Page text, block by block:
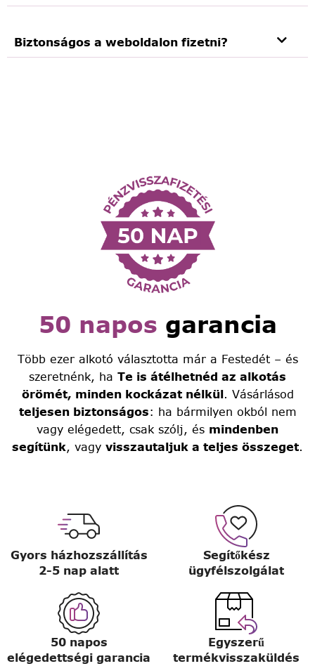
Biztonságos a weboldalon fizetni?
50 napos garancia
Több ezer alkotó választotta már a Festedét – és
szeretnénk, ha Te is átélhetnéd az alkotás
örömét, minden kockázat nélkül. Vásárlásod
teljesen biztonságos: ha bármilyen okból nem
vagy elégedett, csak szólj, és mindenben
segítünk, vagy visszautaljuk a teljes összeget.
Gyors házhozszállítás
2-5 nap alatt
Segítőkész
ügyfélszolgálat
50 napos
elégedettségi garancia
Egyszerű
termékvisszaküldés